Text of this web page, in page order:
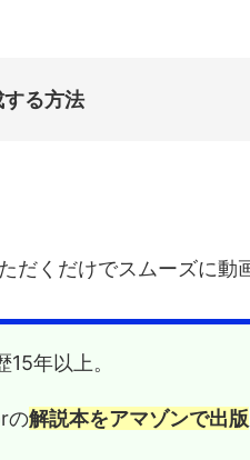
る方法
だくだけでスムーズに動
年以上。
の解説本をアマゾンで出版